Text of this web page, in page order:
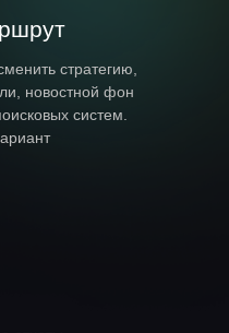
стратегию,
новостной фон
систем.